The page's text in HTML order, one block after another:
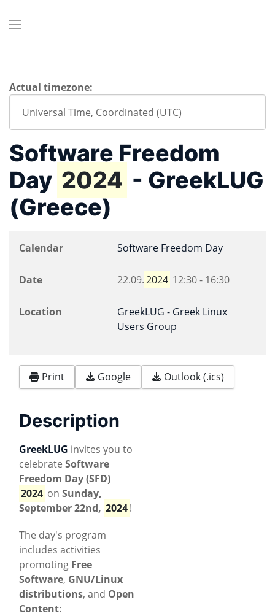
Actual timezone:
Software Freedom
Day 2024 - GreekLUG
(Greece)
Calendar Software Freedom Day
Date 22.09.2024 12:30- 16:30
Location
GreekLUG - Greek Linux
Users Group
Print Google Outlook (.ics)
Description
GreekLUG invites you to
celebrate Software
Freedom Day (SFD)
2024 on Sunday,
September 22nd, 2024!
The day's program
includes activities
promoting Free
Software, GNU/Linux
distributions, and Open
Content: